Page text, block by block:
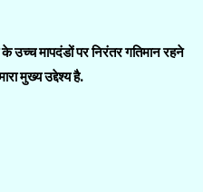
उच्च मापदंडों पर निरंतर गतिमान रहने
मुख्य उद्देश्य है.